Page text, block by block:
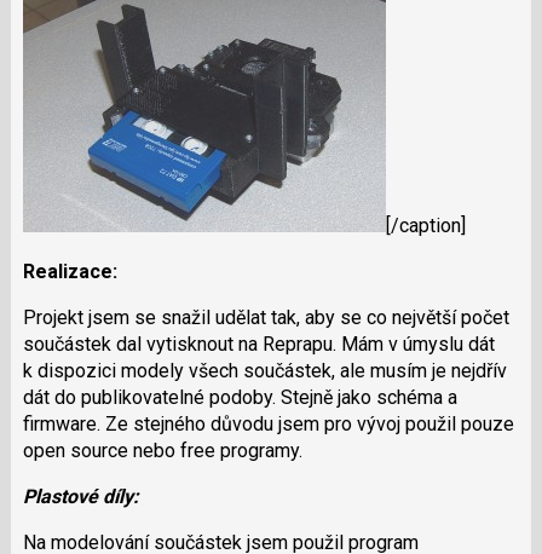
[/caption]
Realizace:
Projekt jsem se snažil udělat tak, aby se co největší počet
součástek dal vytisknout na Reprapu. Mám v úmyslu dát
k dispozici modely všech součástek, ale musím je nejdřív
dát do publikovatelné podoby. Stejně jako schéma a
firmware. Ze stejného důvodu jsem pro vývoj použil pouze
open source nebo free programy.
Plastové díly:
Na modelování součástek jsem použil program